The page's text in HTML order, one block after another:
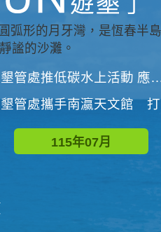
墾管處推低碳水上活動 應屆畢業生限額免費參加
墾管處攜手南瀛天文館 打造沉浸式天文探索營隊
115年07月